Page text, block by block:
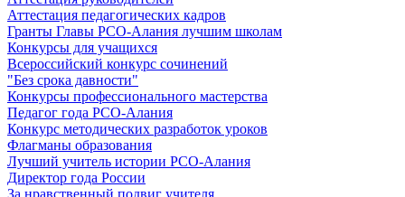
Аттестация педагогических кадров
Гранты Главы РСО-Алания лучшим школам
Конкурсы для учащихся
Всероссийский конкурс сочинений
"Без срока давности"
Конкурсы профессионального мастерства
Педагог года РСО-Алания
Конкурс методических разработок уроков
Флагманы образования
Лучший учитель истории РСО-Алания
Директор года России
За нравственный подвиг учителя